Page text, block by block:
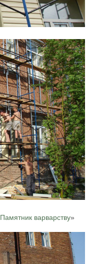
Памятник варварству»